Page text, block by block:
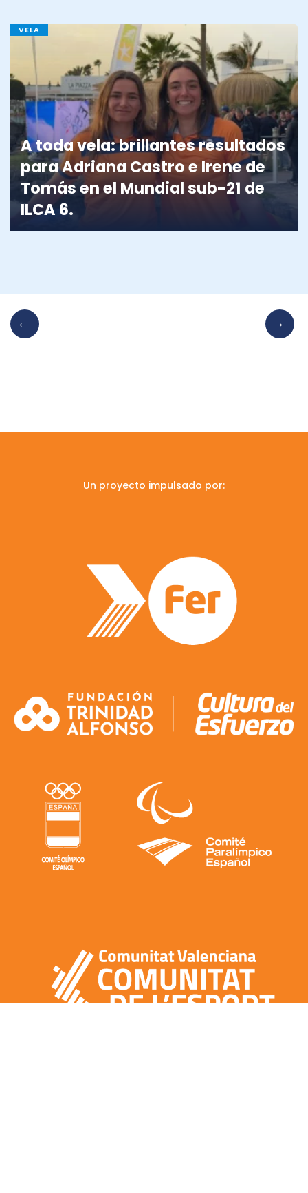
VELA
A toda vela: brillantes resultados
para Adriana Castro e Irene de
Tomás en el Mundial sub-21 de
ILCA 6.
Un proyecto impulsado por: